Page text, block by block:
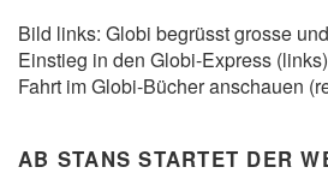
Bild links: Globi begrüsst grosse
Einstieg in den Globi-Express
Fahrt im Globi-Bücher anschauen
AB STANS STARTET DER